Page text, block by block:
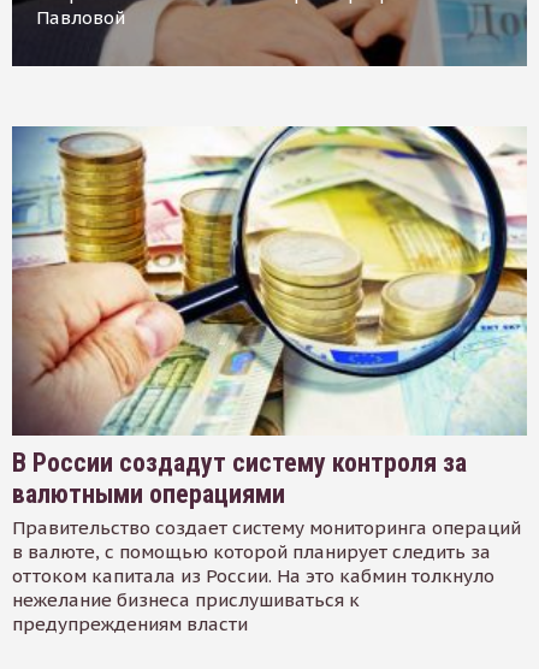
Павловой
В России создадут систему контроля за
валютными операциями
Правительство создает систему мониторинга операций
в валюте, с помощью которой планирует следить за
оттоком капитала из России. На это кабмин толкнуло
нежелание бизнеса прислушиваться к
предупреждениям власти